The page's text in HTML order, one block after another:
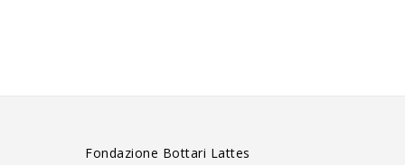
Fondazione Bottari Lattes